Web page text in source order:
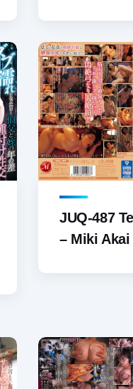
JUQ-487
– Miki Akai